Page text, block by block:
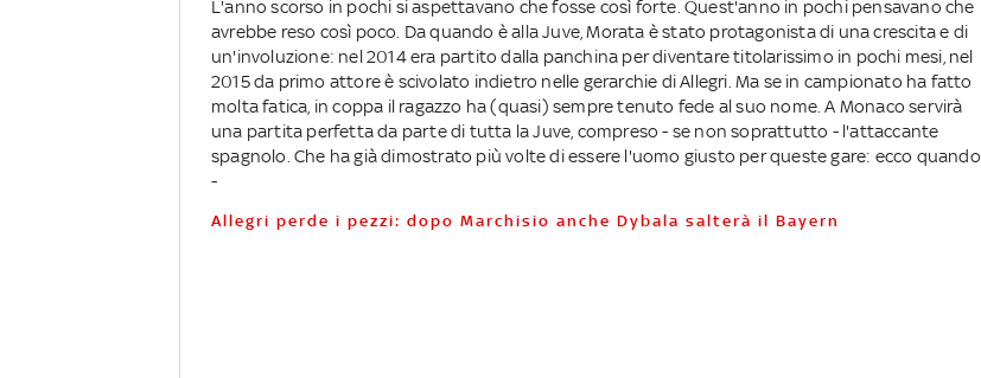
L'anno scorso in pochi si aspettavano che fosse così forte. Quest'anno in pochi pensavano che
avrebbe reso così poco. Da quando è alla Juve, Morata è stato protagonista di una crescita e di
un'involuzione: nel 2014 era partito dalla panchina per diventare titolarissimo in pochi mesi, nel
2015 da primo attore è scivolato indietro nelle gerarchie di Allegri. Ma se in campionato ha fatto
molta fatica, in coppa il ragazzo ha (quasi) sempre tenuto fede al suo nome. A Monaco servirà
una partita perfetta da parte di tutta la Juve, compreso - se non soprattutto - l'attaccante
spagnolo. Che ha già dimostrato più volte di essere l'uomo giusto per queste gare: ecco quando
-
Allegri perde i pezzi: dopo Marchisio anche Dybala salterà il Bayern